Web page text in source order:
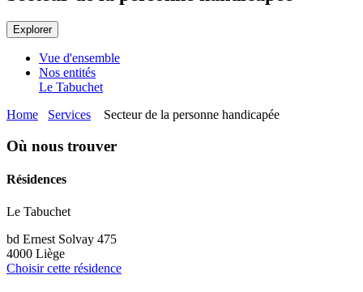
Explorer
Vue d'ensemble
Nos entités
Le Tabuchet
Home
Services Secteur de la personne handicapée
Où nous trouver
Résidences
Le Tabuchet
bd Ernest Solvay 475
4000 Liège
Choisir cette résidence